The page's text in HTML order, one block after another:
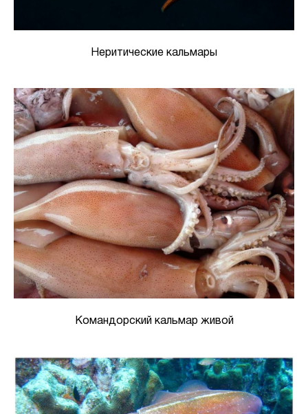
Неритические кальмары
Командорский кальмар живой